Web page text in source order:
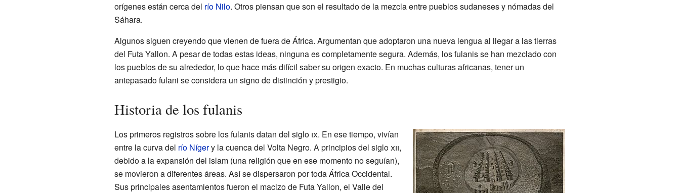
orígenes están cerca del río Nilo. Otros piensan que son el resultado de la mezcla entre pueblos sudaneses y nómadas del
Sáhara.
Algunos siguen creyendo que vienen de fuera de África. Argumentan que adoptaron una nueva lengua al llegar a las tierras
del Futa Yallon. A pesar de todas estas ideas, ninguna es completamente segura. Además, los fulanis se han mezclado con
los pueblos de su alrededor, lo que hace más difícil saber su origen exacto. En muchas culturas africanas, tener un
antepasado fulani se considera un signo de distinción y prestigio.
Historia de los fulanis
Los primeros registros sobre los fulanis datan del siglo ix. En ese tiempo, vivían
entre la curva del río Nígery la cuenca del Volta Negro. A principios del sigloxii,
debido a la expansión del islam (una religión que en ese momento no seguían),
se movieron a diferentes áreas. Así se dispersaron por toda África Occidental.
Sus principales asentamientos fueron el macizo de Futa Yallon, el Valle del